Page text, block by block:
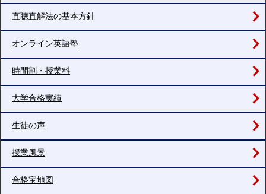
直聴直解法の基本方針
オンライン英語塾
時間割・授業料
大学合格実績
生徒の声
授業風景
合格宝地図